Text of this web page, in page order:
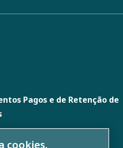
Pagos e de Retenção de
cookies.